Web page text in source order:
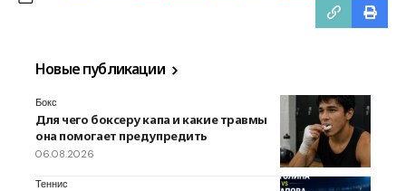
Новые публикации
Бокс
Для чего боксеру капа и какие травмы
она помогает предупредить
06.08.2026
Теннис